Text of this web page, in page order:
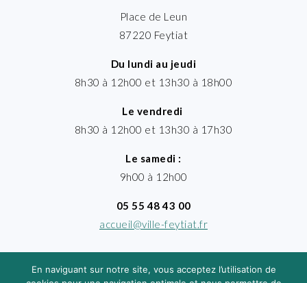
Place de Leun
87220 Feytiat
Du lundi au jeudi
8h30 à 12h00 et 13h30 à 18h00
Le vendredi
8h30 à 12h00 et 13h30 à 17h30
Le samedi :
9h00 à 12h00
05 55 48 43 00
accueil@ville-feytiat.fr
En naviguant sur notre site, vous acceptez l’utilisation de